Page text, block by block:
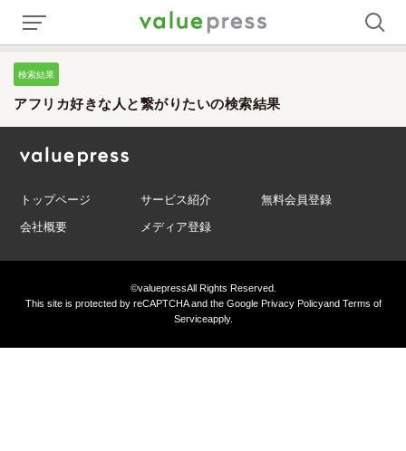
検索結果
アフリカ好きな人と繋がりたいの検索結果
トップページ サービス紹介
無料会員登録
会社概要
メディア登録
©valuepressAll Rights Reserved.
This site is protected by reCAPTCHA and the GooglePrivacy Policyand Terms of
Serviceapply.